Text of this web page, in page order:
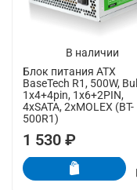
В наличии
Блок питания ATX
BaseTech R1, 500W,
1x4+4pin, 1x6+2PIN,
4xSATA, 2xMOLEX (BT-
500R1)
1 530 ₽